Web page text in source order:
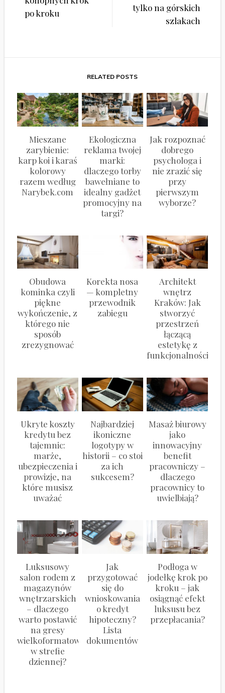
po kroku
tylko na górskich
szlakach
RELATED POSTS
Mieszane
zarybienie:
karp koi i karaś
kolorowy
razem według
Narybek.com
Ekologiczna
reklama twojej
marki:
dlaczego torby
bawełniane to
idealny gadżet
promocyjny na
targi?
Jak rozpoznać
dobrego
psychologa i
nie zrazić się
przy
pierwszym
wyborze?
Obudowa
kominka czyli
piękne
wykończenie, z
którego nie
sposób
zrezygnować
Korekta nosa
— kompletny
przewodnik
zabiegu
Architekt
wnętrz
Kraków: Jak
stworzyć
przestrzeń
łączącą
estetykę z
funkcjonalnością?
Ukryte koszty
kredytu bez
tajemnic:
marże,
ubezpieczenia i
prowizje, na
które musisz
uważać
Najbardziej
ikoniczne
logotypy w
historii – co stoi
za ich
sukcesem?
Masaż biurowy
jako
innowacyjny
benefit
pracowniczy –
dlaczego
pracownicy to
uwielbiają?
Luksusowy
salon rodem z
magazynów
wnętrzarskich
– dlaczego
warto postawić
na gresy
wielkoformatowe
w strefie
dziennej?
Jak
przygotować
się do
wnioskowania
o kredyt
hipoteczny?
Lista
dokumentów
Podłoga w
jodełkę krok po
kroku – jak
osiągnąć efekt
luksusu bez
przepłacania?